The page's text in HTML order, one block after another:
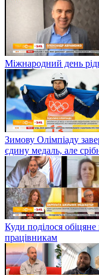
Міжнародний день
Зимову Олімпіаду
єдину медаль, але
Куди поділося
працівникам